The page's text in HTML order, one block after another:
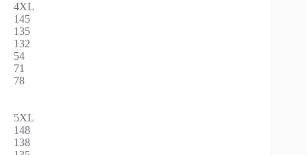
4XL
145
135
132
54
71
78
5XL
148
138